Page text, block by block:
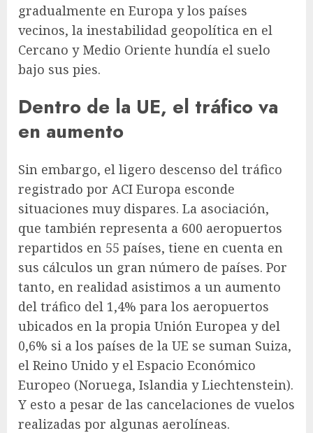
gradualmente en Europa y los países
vecinos, la inestabilidad geopolítica en el
Cercano y Medio Oriente hundía el suelo
bajo sus pies.
Dentro de la UE, el tráfico va
en aumento
Sin embargo, el ligero descenso del tráfico
registrado por ACI Europa esconde
situaciones muy dispares. La asociación,
que también representa a 600 aeropuertos
repartidos en 55 países, tiene en cuenta en
sus cálculos un gran número de países. Por
tanto, en realidad asistimos a un aumento
del tráfico del 1,4% para los aeropuertos
ubicados en la propia Unión Europea y del
0,6% si a los países de la UE se suman Suiza,
el Reino Unido y el Espacio Económico
Europeo (Noruega, Islandia y Liechtenstein).
Y esto a pesar de las cancelaciones de vuelos
realizadas por algunas aerolíneas.